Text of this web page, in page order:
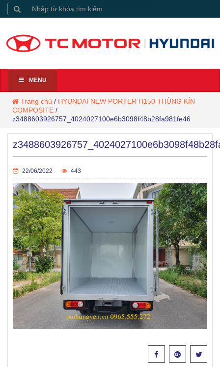
MENU
Trang chủ / HYUNDAI NEW PORTER H150 THÙNG KÍN
COMPOSITE /
z3488603926757_4024027100e6b3098f48b28fa981fe46
22/06/2022 443